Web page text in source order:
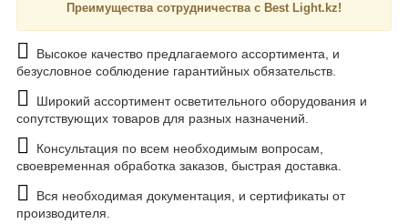
Преимущества сотрудничества с Best Light.kz!
Высокое качество предлагаемого ассортимента, и
безусловное соблюдение гарантийных обязательств.
Широкий ассортимент осветительного оборудования и
сопутствующих товаров для разных назначений.
Консультация по всем необходимым вопросам,
своевременная обработка заказов, быстрая доставка.
Вся необходимая документация, и сертификаты от
производителя.